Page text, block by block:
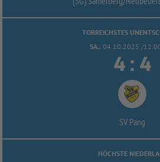
TORREICHSTES
SA.. 04.10.2025 /
 : 
SV Pang
HÖCHSTE